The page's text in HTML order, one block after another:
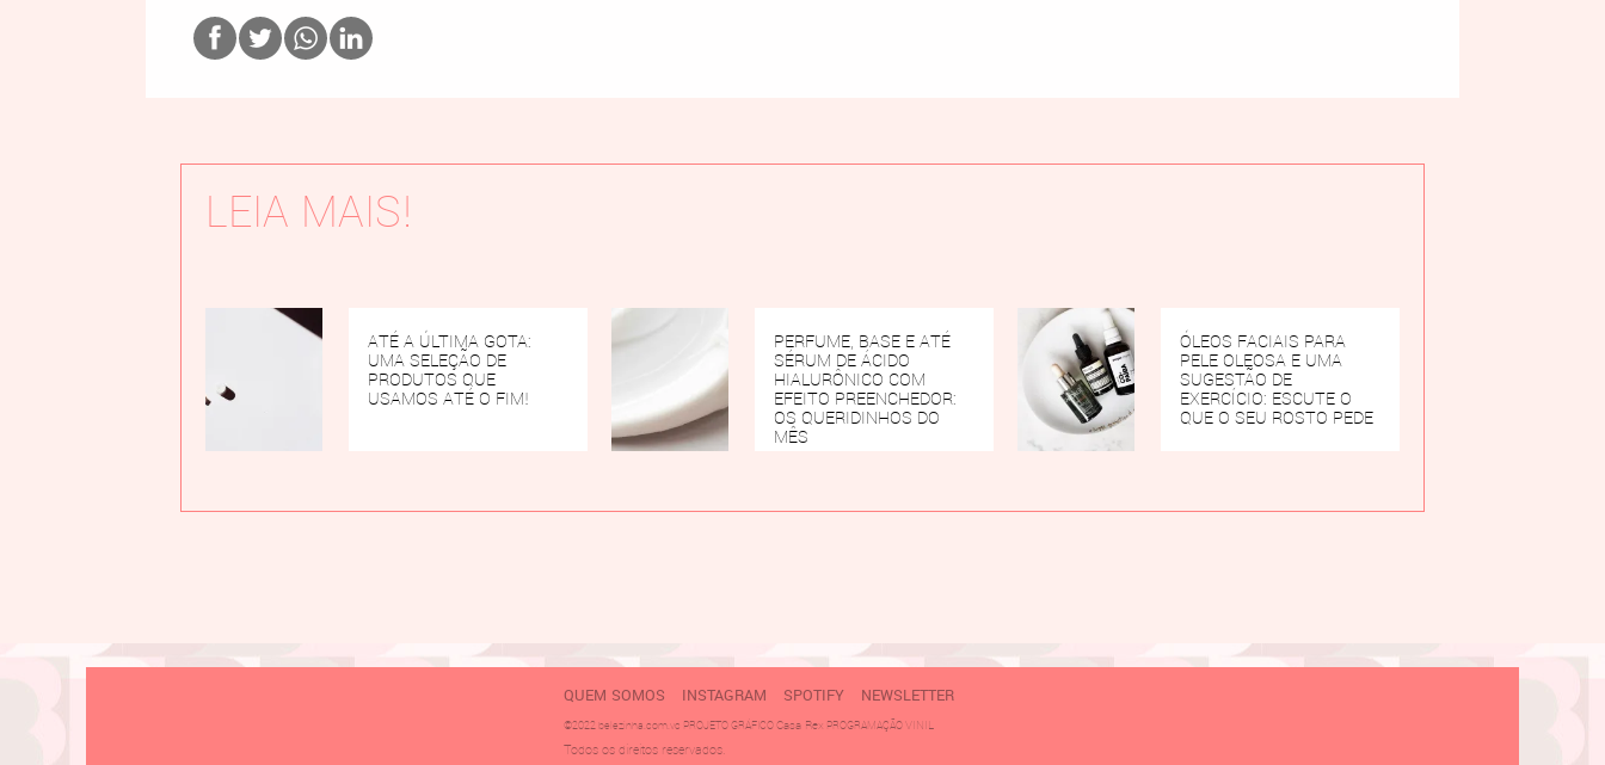
LEIA MAIS!
ATÉ A ÚLTIMA GOTA:
UMA SELEÇÃO DE
PRODUTOS QUE
USAMOS ATÉ O FIM!
PERFUME, BASE E ATÉ
SÉRUM DE ÁCIDO
HIALURÔNICO COM
EFEITO PREENCHEDOR:
OS QUERIDINHOS DO
MÊS
ÓLEOS FACIAIS PARA
PELE OLEOSA E UMA
SUGESTÃO DE
EXERCÍCIO: ESCUTE O
QUE O SEU ROSTO PEDE
QUEM SOMOS INSTAGRAM SPOTIFY NEWSLETTER
©2022 belezinha.com.vc PROJETO GRÁFICOCasa Rex PROGRAMAÇÃOVINIL
Todos os direitos reservados.